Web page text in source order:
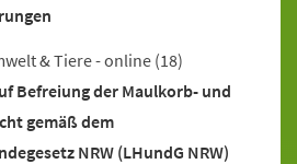
& Tiere - online (18)
Befreiung der Maulkorb- und
gemäß dem
NRW (LHundG NRW)